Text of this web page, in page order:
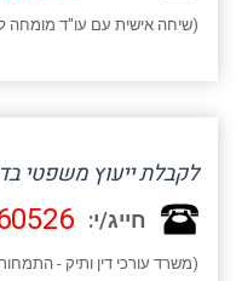
(שיחה אישית עם עו"ד מומחה
לקבלת ייעוץ משפטי
חייג/י:
(משרד עורכי דין ותיק -